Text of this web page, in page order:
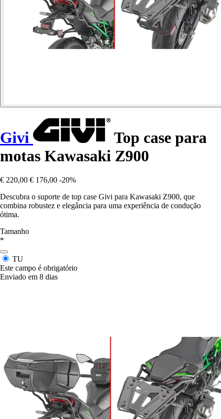
Givi
Top case para
motas Kawasaki Z900
€ 220,00 € 176,00 -20%
Descubra o suporte de top case Givi para Kawasaki Z900, que
combina robustez e elegância para uma experiência de condução
ótima.
Tamanho
*
TU
Este campo é obrigatório
Enviado em 8 dias